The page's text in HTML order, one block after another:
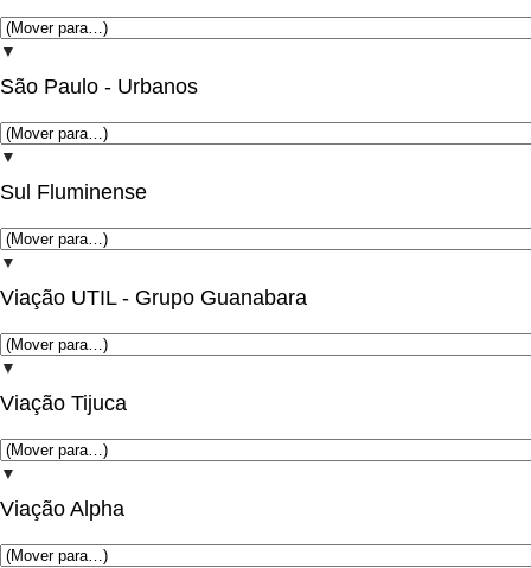
▼
São Paulo - Urbanos
▼
Sul Fluminense
▼
Viação UTIL - Grupo Guanabara
▼
Viação Tijuca
▼
Viação Alpha